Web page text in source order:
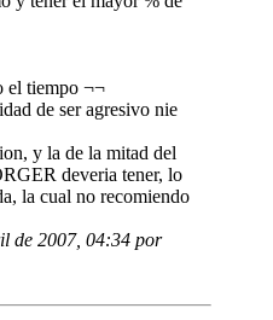
el tiempo ¬¬
de ser agresivo nie
y la de la mitad del
deveria tener, lo
la cual no recomiendo
de 2007, 04:34 por